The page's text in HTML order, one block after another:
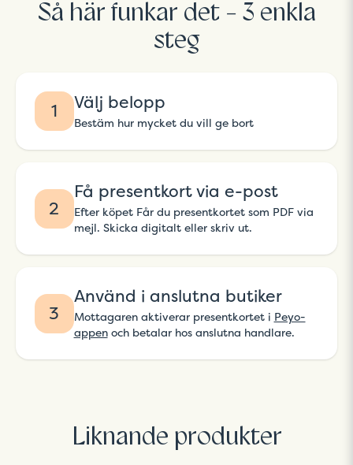
Så här funkar det - 3 enkla
steg
1 Välj belopp
Bestäm hur mycket du vill ge bort
2
Få presentkort via e-post
Efter köpet Får du presentkortet som PDF via
mejl. Skicka digitalt eller skriv ut.
3
Använd i anslutna butiker
Mottagaren aktiverar presentkortet i Peyo-
appenoch betalar hos anslutna handlare.
Liknande produkter